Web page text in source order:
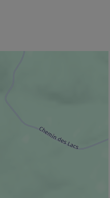
s'ouvrira dans une